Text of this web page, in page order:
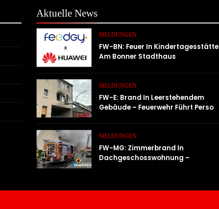
AktuelleNews
MELDUNGEN
FW-BN: Feuer In Kindertagesstätte
Am Bonner Stadthaus
MELDUNGEN
FW-E: Brand In Leerstehendem
Gebäude – Feuerwehr Führt Person
MELDUNGEN
FW-MG: Zimmerbrand In
Dachgeschosswohnung –